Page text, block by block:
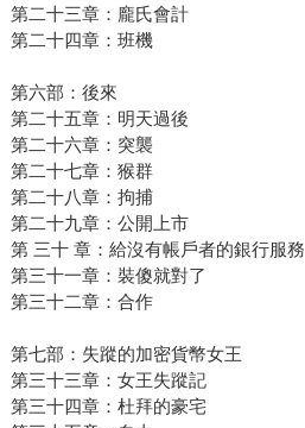
第二十三章：龐氏會計
第二十四章：班機
第六部：後來
第二十五章：明天過後
第二十六章：突襲
第二十七章：猴群
第二十八章：拘捕
第二十九章：公開上市
第 三十 章：給沒有帳戶者的銀行服務
第三十一章：裝傻就對了
第三十二章：合作
第七部：失蹤的加密貨幣女王
第三十三章：女王失蹤記
第三十四章：杜拜的豪宅